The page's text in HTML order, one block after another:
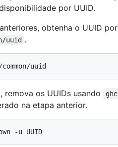
por UUID.
obtenha o UUID
uuid .
remova os UUIDs usando
na etapa anterior.